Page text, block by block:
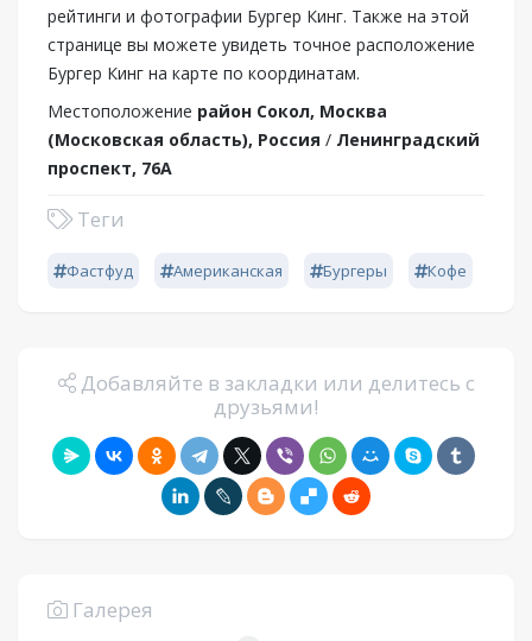
рейтинги и фотографии Бургер Кинг. Также на этой
странице вы можете увидеть точное расположение
Бургер Кинг на карте по координатам.
Местоположение район Сокол, Москва
(Московская область), Россия / Ленинградский
проспект, 76А
Теги
Фастфуд Американская Бургеры Кофе
Добавляйте в закладки или делитесь с
друзьями!
Галерея